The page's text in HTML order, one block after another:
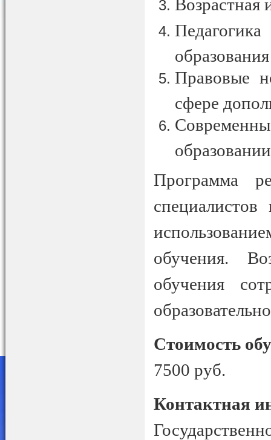
Возрастная
Правовые
сфере
образовании
Программа
обучения.
обучения
Стоимость
7500 руб.
Контактная